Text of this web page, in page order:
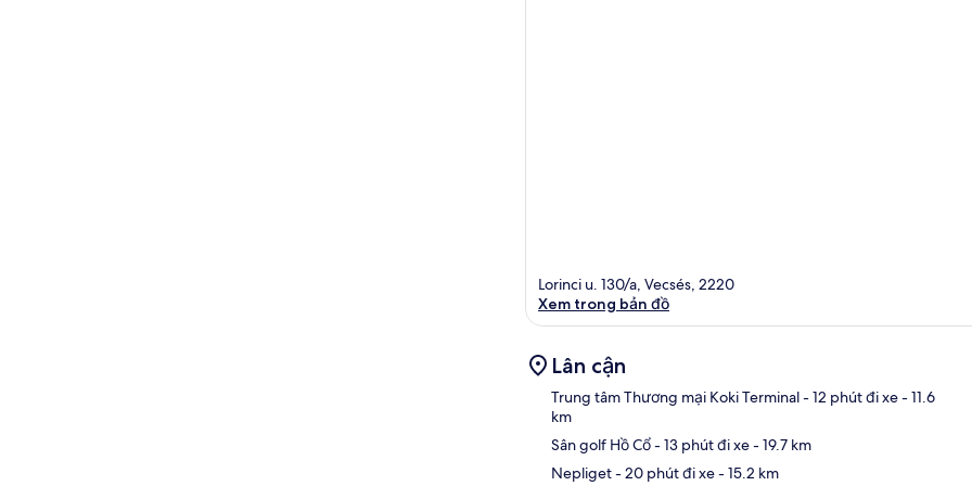
Lorinci u. 130/a, Vecsés, 2220
Xem trong bản đồ
Lân cận
Trung tâm Thương mại Koki Terminal- 12 phút đi xe- 11.6
km
Sân golf Hồ Cổ- 13 phút đi xe- 19.7 km
Nepliget- 20 phút đi xe- 15.2 km